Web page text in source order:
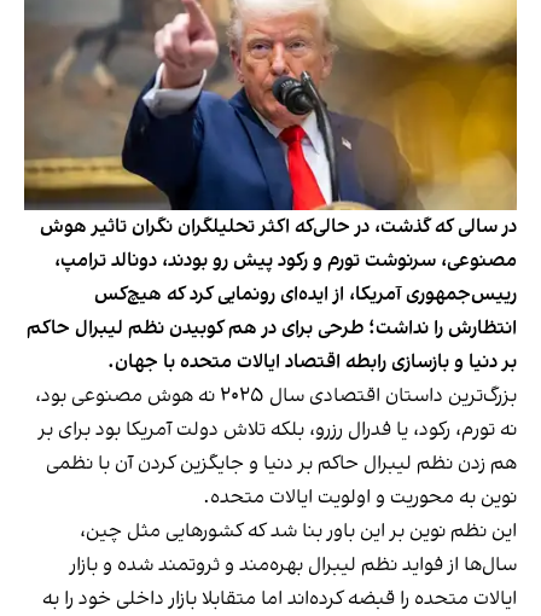
در سالی که گذشت، در حالی‌که اکثر تحلیلگران نگران تاثیر هوش
مصنوعی، سرنوشت تورم و رکود پیش رو بودند، دونالد ترامپ،
رییس‌جمهوری آمریکا، از ایده‌ای رونمایی کرد که هیچ‌کس
انتظارش را نداشت؛ طرحی برای در هم کوبیدن نظم لیبرال حاکم
بر دنیا و بازسازی رابطه اقتصاد ایالات متحده با جهان.
بزرگ‌ترین داستان اقتصادی سال ۲۰۲۵ نه هوش مصنوعی بود،
نه تورم، رکود، یا فدرال رزرو، بلکه تلاش دولت آمریکا بود برای بر
هم زدن نظم لیبرال حاکم بر دنیا و جایگزین کردن آن با نظمی
نوین به محوریت و اولویت ایالات متحده.
این نظم نوین بر این باور بنا شد که کشورهایی مثل چین،
سال‌ها از فواید نظم لیبرال بهره‌مند و ثروتمند شده و بازار
ایالات متحده را قبضه کرده‌اند اما متقابلا بازار داخلی خود را به